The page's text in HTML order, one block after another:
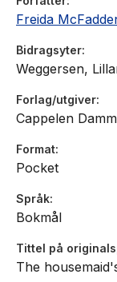
Freida
Bidragsyter
Weggersen,
Forlag/utgiver
Cappelen Damm
Format
Pocket
Språk
Bokmål
Tittel på
The